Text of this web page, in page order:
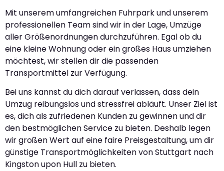
Mit unserem umfangreichen Fuhrpark und unserem
professionellen Team sind wir in der Lage, Umzüge
aller Größenordnungen durchzuführen. Egal ob du
eine kleine Wohnung oder ein großes Haus umziehen
möchtest, wir stellen dir die passenden
Transportmittel zur Verfügung.
Bei uns kannst du dich darauf verlassen, dass dein
Umzug reibungslos und stressfrei abläuft. Unser Ziel ist
es, dich als zufriedenen Kunden zu gewinnen und dir
den bestmöglichen Service zu bieten. Deshalb legen
wir großen Wert auf eine faire Preisgestaltung, um dir
günstige Transportmöglichkeiten von Stuttgart nach
Kingston upon Hull zu bieten.